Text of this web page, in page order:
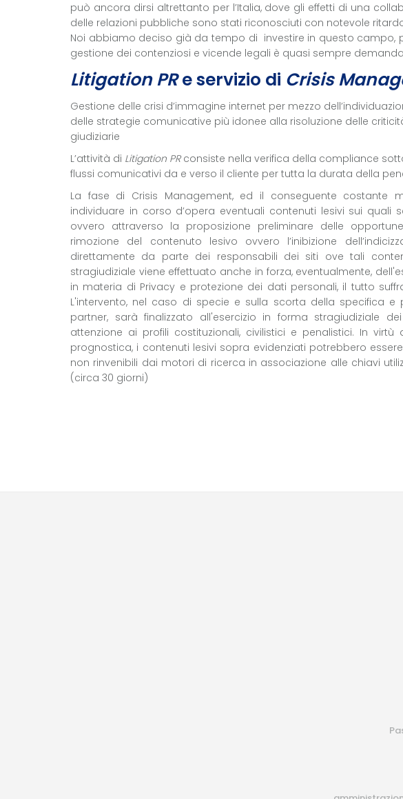
può ancora dirsi altrettanto per l’Italia, dove gli effetti di una
delle relazioni pubbliche sono stati riconosciuti con notevole
Noi abbiamo deciso già da tempo di investire in questo campo,
gestione dei contenziosi e vicende legali è quasi sempre
Litigation PRe servizio di Crisis
Gestione delle crisi d’immagine internet per mezzo
delle strategie comunicative più idonee alla risoluzione delle
giudiziarie
L’attività di Litigation PRconsiste nella verifica della compliance
flussi comunicativi da e verso il cliente per tutta la durata della
La fase di Crisis Management, ed il conseguente costante
individuare in corso d’opera eventuali contenuti lesivi sui quali
ovvero attraverso la proposizione preliminare delle
rimozione del contenuto lesivo ovvero l’inibizione
direttamente da parte dei responsabili dei siti ove tali
stragiudiziale viene effettuato anche in forza, eventualmente,
in materia di Privacy e protezione dei dati personali, il tutto
L'intervento, nel caso di specie e sulla scorta della specifica e
partner, sarà finalizzato all'esercizio in forma stragiudiziale
attenzione ai profili costituzionali, civilistici e penalistici. In
prognostica, i contenuti lesivi sopra evidenziati potrebbero
non rinvenibili dai motori di ricerca in associazione alle chiavi
(circa 30 giorni)